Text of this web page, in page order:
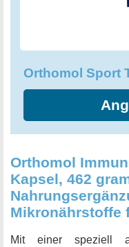
die viel unterwegs
Trinkampullen und
Unterstützung für Ihren
Orthomol
Kapsel, 462
Mikronährstoffe
Mit einer speziell